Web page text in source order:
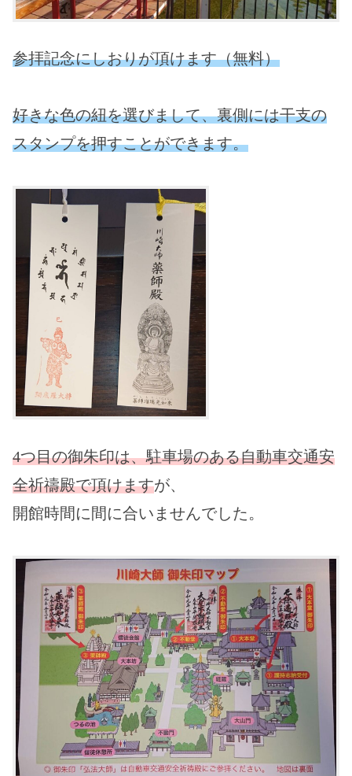
参拝記念にしおりが頂けます（無料）
好きな色の紐を選びまして、裏側には干支の
スタンプを押すことができます。
4つ目の御朱印は、駐車場のある自動車交通安
全祈禱殿で頂けますが、
開館時間に間に合いませんでした。